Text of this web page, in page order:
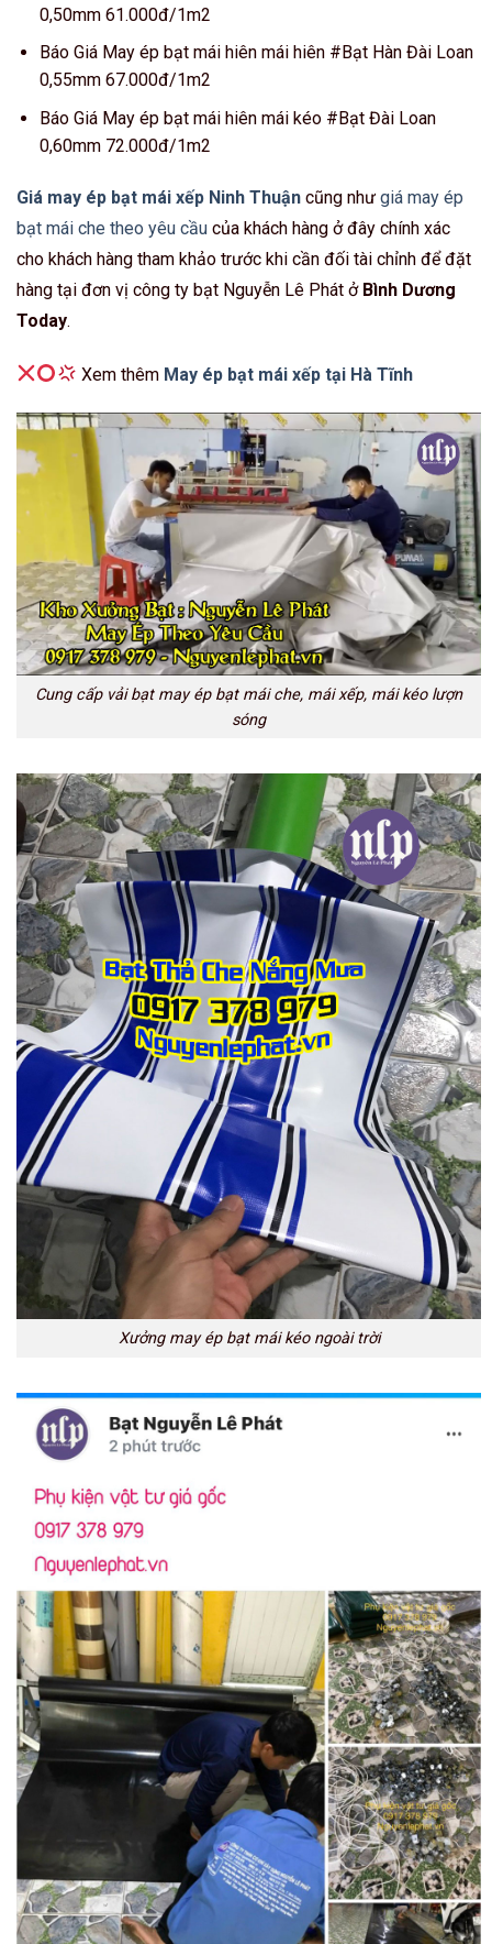
0,50mm 61.000đ/1m2
Báo Giá May ép bạt mái hiên mái hiên #Bạt Hàn Đài Loan
0,55mm 67.000đ/1m2
Báo Giá May ép bạt mái hiên mái kéo #Bạt Đài Loan
0,60mm 72.000đ/1m2
Giá may ép bạt mái xếp Ninh Thuận cũng như giá may ép
bạt mái che theo yêu cầu của khách hàng ở đây chính xác
cho khách hàng tham khảo trước khi cần đối tài chỉnh để đặt
hàng tại đơn vị công ty bạt Nguyễn Lê Phát ở Bình Dương
Today.
Xem thêm May ép bạt mái xếp tại Hà Tĩnh
Cung cấp vải bạt may ép bạt mái che, mái xếp, mái kéo lượn
sóng
Xưởng may ép bạt mái kéo ngoài trời